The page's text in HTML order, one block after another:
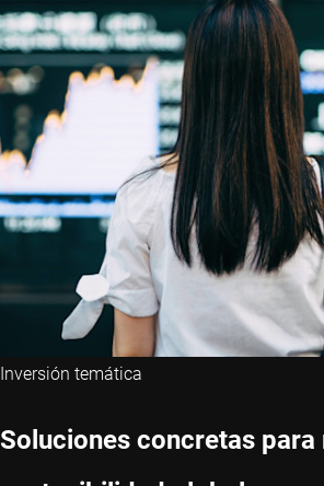
Inversión temática
Soluciones concretas para